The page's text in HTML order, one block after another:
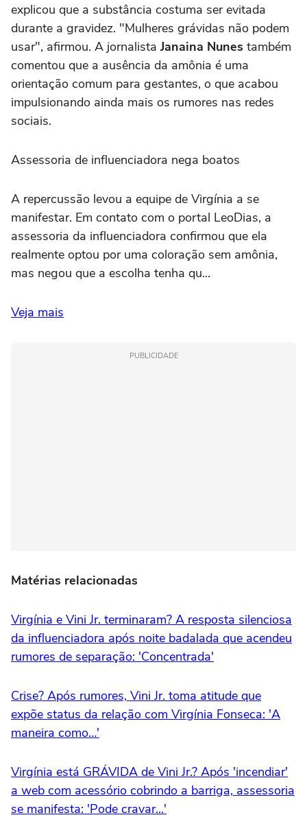
explicou que a substância costuma ser evitada
durante a gravidez. "Mulheres grávidas não podem
usar", afirmou. A jornalista Janaina Nunes também
comentou que a ausência da amônia é uma
orientação comum para gestantes, o que acabou
impulsionando ainda mais os rumores nas redes
sociais.
Assessoria de influenciadora nega boatos
A repercussão levou a equipe de Virgínia a se
manifestar. Em contato com o portal LeoDias, a
assessoria da influenciadora confirmou que ela
realmente optou por uma coloração sem amônia,
mas negou que a escolha tenha qu...
Veja mais
PUBLICIDADE
Matérias relacionadas
Virgínia e Vini Jr. terminaram? A resposta silenciosa
da influenciadora após noite badalada que acendeu
rumores de separação: 'Concentrada'
Crise? Após rumores, Vini Jr. toma atitude que
expõe status da relação com Virgínia Fonseca: 'A
maneira como…'
Virgínia está GRÁVIDA de Vini Jr.? Após 'incendiar'
a web com acessório cobrindo a barriga, assessoria
se manifesta: 'Pode cravar...'